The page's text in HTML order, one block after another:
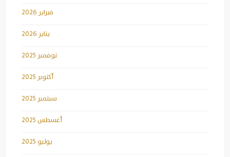
فبراير 2026
يناير 2026
نوفمبر 2025
أكتوبر 2025
سبتمبر 2025
أغسطس 2025
يوليو 2025